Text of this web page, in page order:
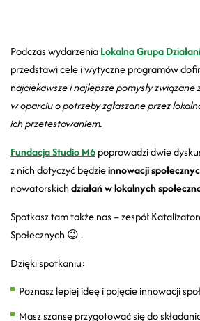
Podczas wydarzeniaLokalna Grupa
przedstawi cele i wytyczne programów
najciekawsze i najlepsze pomysły związane
w oparciu o potrzeby zgłaszane przez
ich przetestowaniem.
Fundacja Studio M6poprowadzi dwie
z nich dotyczyć będzieinnowacji
nowatorskichdziałań w lokalnych
Spotkasz tam także nas – zespół
Społecznych 😉 .
Dzięki spotkaniu:
Poznasz lepiej ideę i pojęcie innowacji
Masz szansę przygotować się do